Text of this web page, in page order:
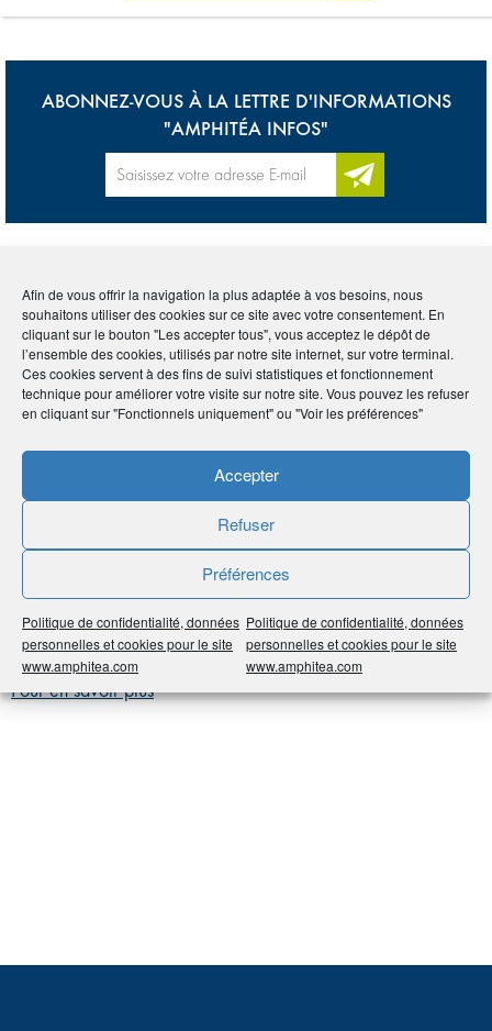
Afin de vous offrir la navigation la plus adaptée à vos besoins, nous
souhaitons utiliser des cookies sur ce site avec votre consentement. En
cliquant sur le bouton "Les accepter tous", vous acceptez le dépôt de
l’ensemble des cookies, utilisés par notre site internet, sur votre terminal.
Ces cookies servent à des fins de suivi statistiques et fonctionnement
technique pour améliorer votre visite sur notre site. Vous pouvez les refuser
en cliquant sur "Fonctionnels uniquement" ou "Voir les préférences"
Accepter
Refuser
Préférences
Politique de confidentialité, données
personnelles et cookies pour le site
www.amphitea.com
Politique de confidentialité, données
personnelles et cookies pour le site
www.amphitea.com
ABONNEZ-VOUS À LA LETTRE D'INFORMATIONS
"AMPHITÉA INFOS"
Tous 0-9 A B C D E F G H
J
K L M N O P Q R S T
U
W
ESPÉRANCE DE VIE
Mesure le nombre d’années que peut espérer vivre une
population à un âge donné, à la naissance, à 35 ans, à 60
ans par exemple, avec le taux de mortalité du moment.
Pour en savoir plus